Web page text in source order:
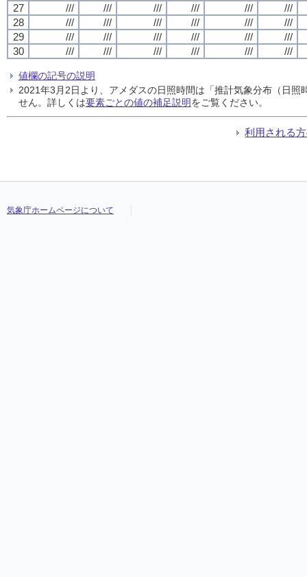
27
/// /// /// /// ///
///
28
/// /// /// /// ///
///
29
/// /// /// /// ///
///
30
/// /// /// /// /// ///
値欄の記号の説明
2021年3月2日より、アメダスの日照時間は「推計気象分布（日
せん。詳しくは要素ごとの値の補足説明をご覧ください。
利用される
気象庁ホームページについて